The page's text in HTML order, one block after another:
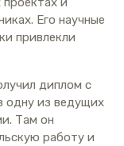
Его научные
привлекли
диплом с
одну из ведущих
Там он
работу и